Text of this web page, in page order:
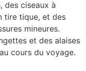
des ciseaux à
tire tique, et des
mineures.
et des alaises
cours du voyage.